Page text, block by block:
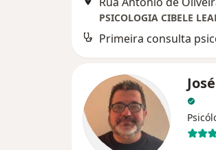
PSICOLOGIA CIBELE
Primeira consulta